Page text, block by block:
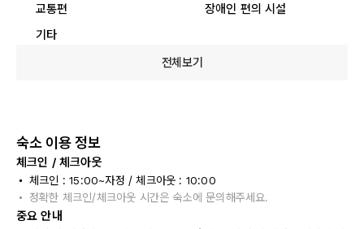
교통편
장애인 편의 시설
기타
전체보기
숙소 이용 정보
체크인 / 체크아웃
체크인 : 15:00~자정 / 체크아웃 : 10:00
정확한 체크인/체크아웃 시간은 숙소에 문의해주세요.
중요 안내